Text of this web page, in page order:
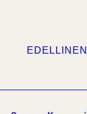
EDELLINEN